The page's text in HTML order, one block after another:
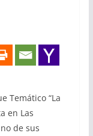
Temático “La
en Las
de sus